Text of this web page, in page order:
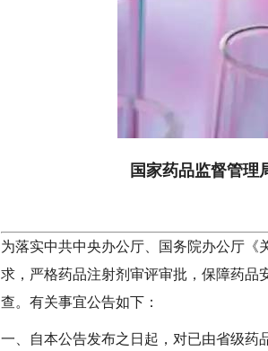
国家药品监督管理
为落实中共中央办公厅、国务院办公厅《
求，严格药品注射剂审评审批，保障药品
查。有关事宜公告如下：
一、自本公告发布之日起，对已由省级药